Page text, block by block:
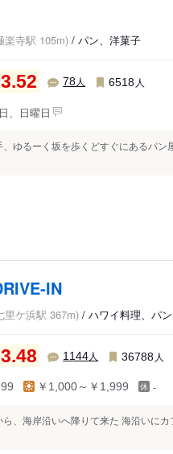
楽寺駅 105m) / パン、洋菓子
3.52 78人 6518 人
、日曜日
ゆるーく坂を歩くどすぐにあるパ
IN
里ケ浜駅 367m) / ハワイ料理、パ
3.48 1144人 36788 人
￥1,000～￥1,999 -
、海岸沿いへ降りて来た 海沿いに